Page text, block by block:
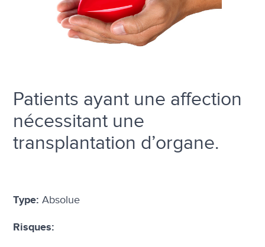
Patients ayant une affection
nécessitant une
transplantation d’organe.
Type:Absolue
Risques: